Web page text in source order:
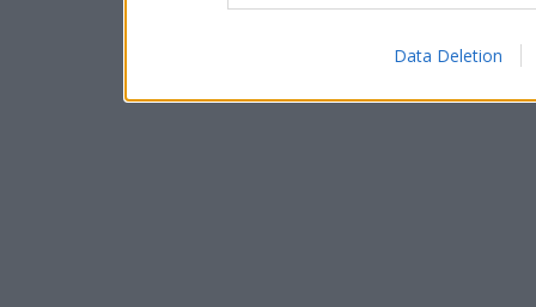
Data Deletion